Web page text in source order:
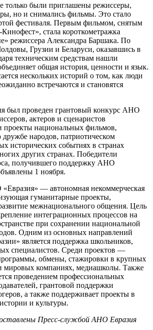
только были приглашены режиссеры,
но и снимались фильмы. Это стало
фестиваля. Первым фильмом, снятым
стала короткометражка
режиссера Александра Баршака. По
Грузии и Беларуси, оказавшись в
техническим средствам нашли
общая история, ценности и язык.
нескольких историй о том, как люди
встречаются и становятся
был проведен грантовый конкурс АНО
актеров и сценаристов
проекты национальных фильмов,
народов, патриотическом
исторических событиях в странах
других странах. Победители
получившего поддержку АНО
1 ноября.
— автономная некоммерческая
гуманитарные проекты,
межнационального общения. Цель
интеграционных процессов на
при сохранении национальной
Одним из основных направлений
является поддержка школьников,
специалистов. Среди проектов —
обмены, стажировки в крупных
мировых компаниях, медиашколы. Также
проведением профессиональных
грантовой поддержки
а также поддерживает проекты в
и культуры.
Пресс-службой АНО Евразия